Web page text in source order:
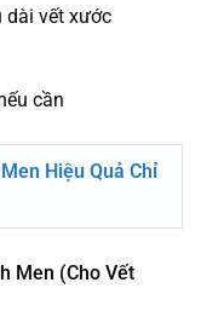
dài vết xước
cần
Hiệu Quả Chỉ
Men (Cho Vết